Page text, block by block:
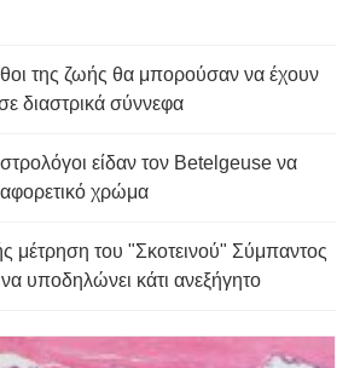
της ζωής θα μπορούσαν να έχουν
διαστρικά σύννεφα
είδαν τον Betelgeuse να
χρώμα
μέτρηση του "Σκοτεινού" Σύμπαντος
υποδηλώνει κάτι ανεξήγητο